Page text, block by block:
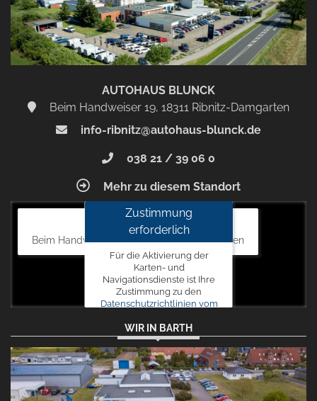
AUTOHAUS BLUNCK
Beim Handweiser 19, 18311 Ribnitz-Damgarten
info-ribnitz@autohaus-blunck.de
038 21 / 39 06 0
Mehr zu diesem Standort
Autohaus Blunck
Beim Handweiser 19, 18311 Ribnitz-Damgarten
Zustimmung
erforderlich
Für die Aktivierung der
Karten- und
Navigationsdienste ist Ihre
Zustimmung zu den
Datenschutzrichtlinien vom
erforderlich.
Zustimmen
und
aktivieren
WIR IN BARTH